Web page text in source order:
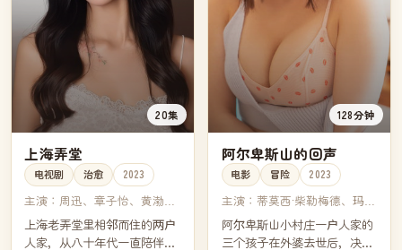
20集
上海弄堂
电视剧 治愈 2023
主演： 周迅、章子怡、黄渤、
朱亚文
上海老弄堂里相邻而住的两户
人家，从八十年代一直陪伴到
128分钟
阿尔卑斯山的回声
电影 冒险 2023
主演： 蒂莫西·柴勒梅德、玛格
丽特·库利、迈克尔·斯图巴、
阿米·哈默
阿尔卑斯山小村庄一户人家的
三个孩子在外婆去世后，决定